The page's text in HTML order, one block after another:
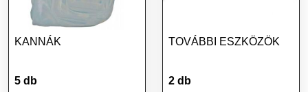
KANNÁK
5 db
TOVÁBBI ESZKÖZÖK
2 db